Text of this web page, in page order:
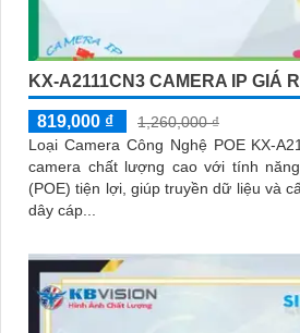
KX-A2111CN3 CAMERA IP GIÁ
819,000 ₫
1,260,000 ₫
Loại Camera Công Nghệ POE KX-
camera chất lượng cao với tính
(POE) tiện lợi, giúp truyền dữ liệu và
dây cáp...